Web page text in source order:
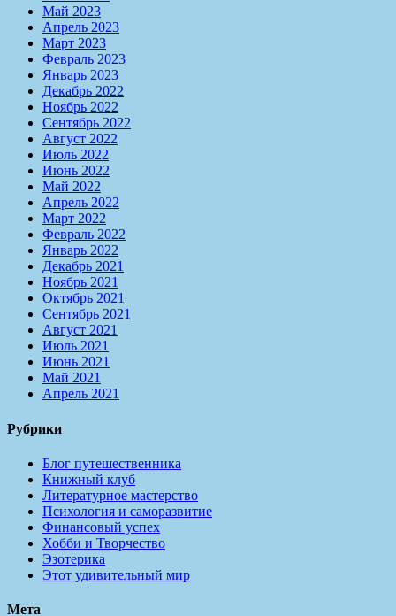
Май 2023
Апрель 2023
Март 2023
Февраль 2023
Январь 2023
Декабрь 2022
Ноябрь 2022
Сентябрь 2022
Август 2022
Июль 2022
Июнь 2022
Май 2022
Апрель 2022
Март 2022
Февраль 2022
Январь 2022
Декабрь 2021
Ноябрь 2021
Октябрь 2021
Сентябрь 2021
Август 2021
Июль 2021
Июнь 2021
Май 2021
Апрель 2021
Рубрики
Блог путешественника
Книжный клуб
Литературное мастерство
Психология и саморазвитие
Финансовый успех
Хобби и Творчество
Эзотерика
Этот удивительный мир
Мета